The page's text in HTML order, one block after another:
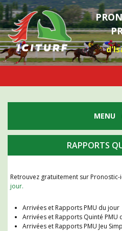
RAPPORTS
Retrouvez gratuitement sur
jour.
Arrivées et Rapports PMU du jour
Arrivées et Rapports Quinté PMU
Arrivées et Rapports PMU Jeu
MENU